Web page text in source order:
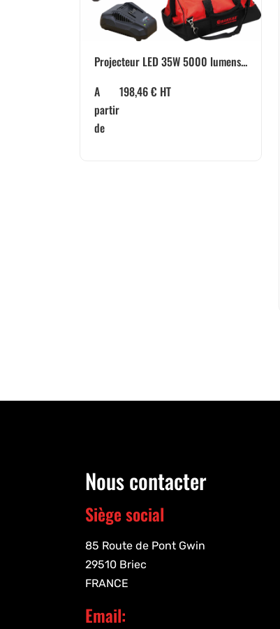
Projecteur LED 35W 5000 lumens...
A
partir
de
198,46€ HT
Nous contacter
Siège social
85 Route de Pont Gwin
29510 Briec
FRANCE
Email: